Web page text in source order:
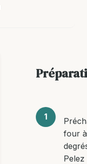
four
Pelez